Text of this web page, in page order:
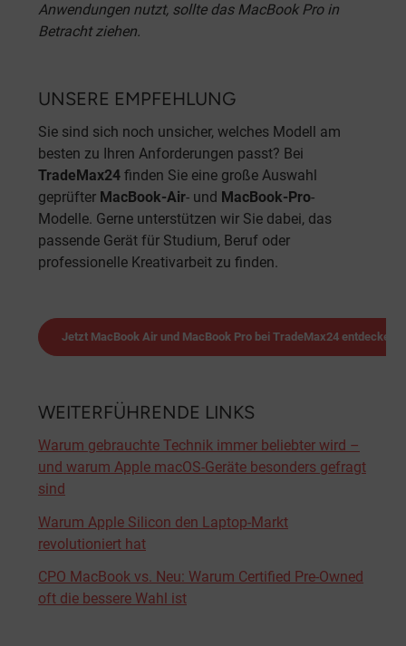
Anwendungen nutzt, sollte das MacBook Pro in
Betracht ziehen.
UNSERE EMPFEHLUNG
Sie sind sich noch unsicher, welches Modell am
besten zu Ihren Anforderungen passt? Bei
TradeMax24 finden Sie eine große Auswahl
geprüfter MacBook-Air- und MacBook-Pro-
Modelle. Gerne unterstützen wir Sie dabei, das
passende Gerät für Studium, Beruf oder
professionelle Kreativarbeit zu finden.
Jetzt MacBook Air und MacBook Pro bei TradeMax24 entdecken.
WEITERFÜHRENDE LINKS
Warum gebrauchte Technik immer beliebter wird –
und warum Apple macOS-Geräte besonders gefragt
sind
Warum Apple Silicon den Laptop-Markt
revolutioniert hat
CPO MacBook vs. Neu: Warum Certified Pre-Owned
oft die bessere Wahl ist